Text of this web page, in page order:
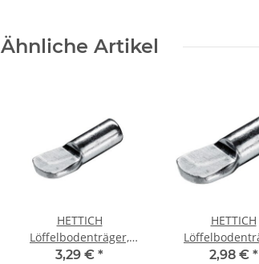
Ähnliche Artikel
HETTICH
Löffelbodenträger,
5mm, verzinkt, 20 Stück
3,29 € *
HETTICH
5mm, verzinkt,
2,98 € *